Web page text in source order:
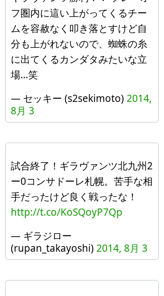
フ圏内に這い上がってくるチー
ムを容赦なく叩き落とすけど自
分も上がれないので、蜘蛛の糸
に出てくるカンダタみたいな立
場…笑
— セッキー (s2sekimoto) 2014,
8月 3
試合終了！ギラヴァンツ北九州2
ー0コンサドーレ札幌。苦手な相
手だったけど良く戦ったな！
http://t.co/KoSQoyP7Qp
— ギラジロー
(rupan_takayoshi) 2014, 8月 3